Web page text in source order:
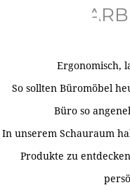
Ergonomisch,
So sollten Büromöbel
Büro so
In unserem Schauraum
Produkte zu